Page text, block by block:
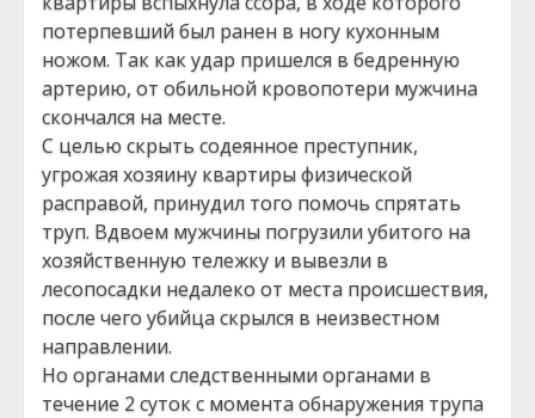
потерпевший был ранен в ногу кухонным
ножом. Так как удар пришелся в бедренную
артерию, от обильной кровопотери мужчина
скончался на месте.
С целью скрыть содеянное преступник,
угрожая хозяину квартиры физической
расправой, принудил того помочь спрятать
труп. Вдвоем мужчины погрузили убитого на
хозяйственную тележку и вывезли в
лесопосадки недалеко от места происшествия,
после чего убийца скрылся в неизвестном
направлении.
Но органами следственными органами в
течение 2 суток с момента обнаружения трупа